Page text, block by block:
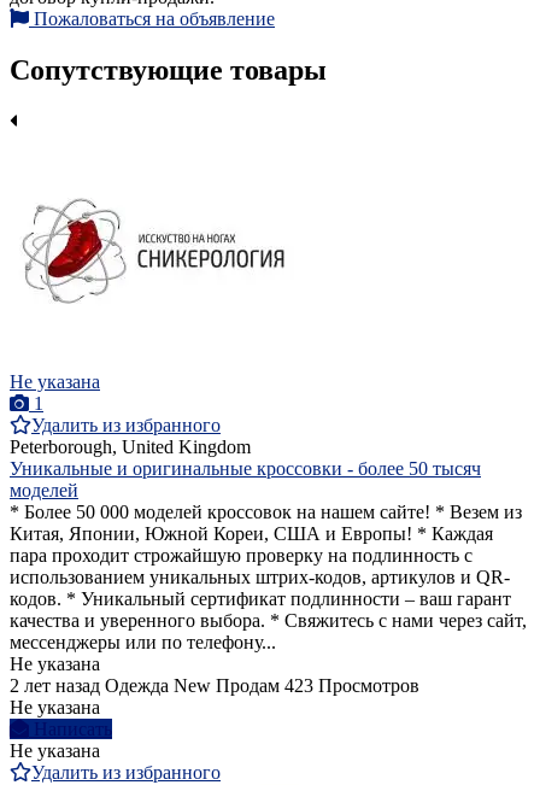
Пожаловаться на объявление
Сопутствующие товары
Не указана
1
Удалить из избранного
Peterborough, United Kingdom
Уникальные и оригинальные кроссовки - более 50 тысяч
моделей
* Более 50 000 моделей кроссовок на нашем сайте! * Везем из
Китая, Японии, Южной Кореи, США и Европы! * Каждая
пара проходит строжайшую проверку на подлинность с
использованием уникальных штрих-кодов, артикулов и QR-
кодов. * Уникальный сертификат подлинности – ваш гарант
качества и уверенного выбора. * Свяжитесь с нами через сайт,
мессенджеры или по телефону...
Не указана
2 лет назад Одежда New Продам 423 Просмотров
Не указана
Написать
Не указана
Удалить из избранного